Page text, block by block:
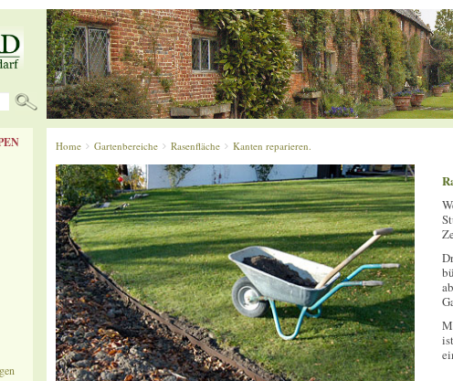
Suche...
Home Gartenbereiche Rasenfläche Kanten reparieren.